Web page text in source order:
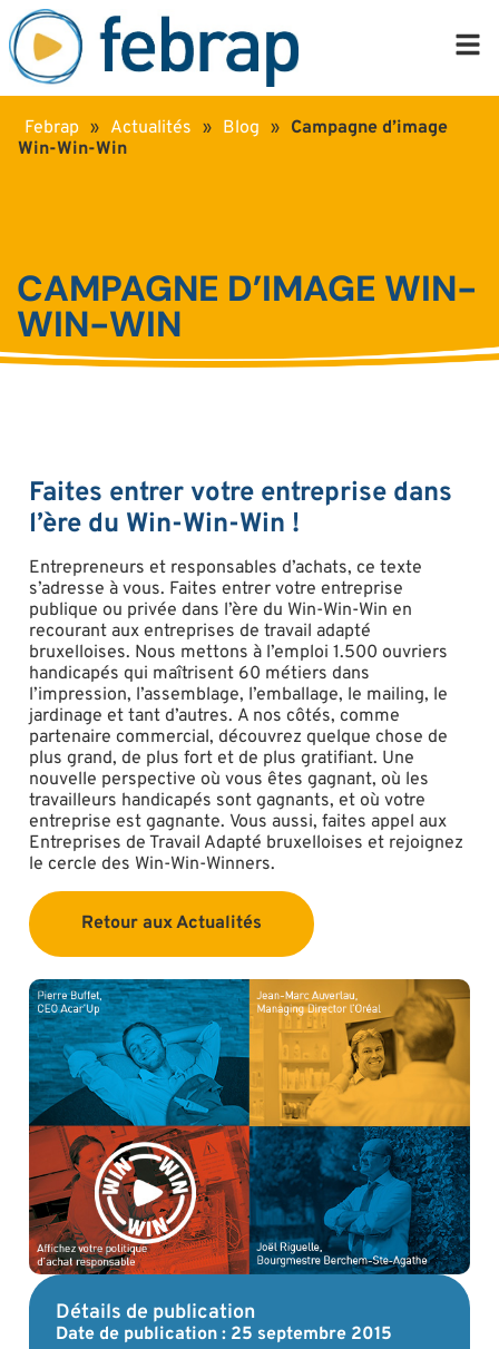
Febrap » Actualités » Blog » Campagne d’image
Win-Win-Win
CAMPAGNE D’IMAGE WIN-
WIN-WIN
Faites entrer votre entreprise dans
l’ère du Win-Win-Win !
Entrepreneurs et responsables d’achats, ce texte
s’adresse à vous. Faites entrer votre entreprise
publique ou privée dans l’ère du Win-Win-Win en
recourant aux entreprises de travail adapté
bruxelloises. Nous mettons à l’emploi 1.500 ouvriers
handicapés qui maîtrisent 60 métiers dans
l’impression, l’assemblage, l’emballage, le mailing, le
jardinage et tant d’autres. A nos côtés, comme
partenaire commercial, découvrez quelque chose de
plus grand, de plus fort et de plus gratifiant. Une
nouvelle perspective où vous êtes gagnant, où les
travailleurs handicapés sont gagnants, et où votre
entreprise est gagnante. Vous aussi, faites appel aux
Entreprises de Travail Adapté bruxelloises et rejoignez
le cercle des Win-Win-Winners.
Retour aux Actualités
Détails de publication
Date de publication : 25 septembre 2015